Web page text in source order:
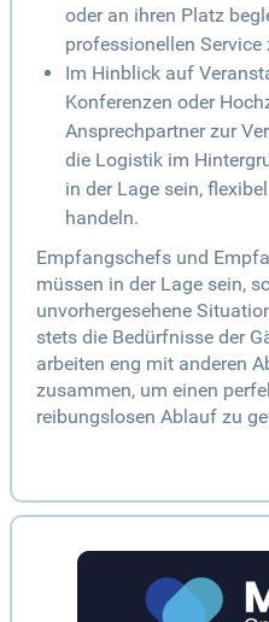
oder an ihren Platz
professionellen Service
Im Hinblick auf
Konferenzen oder
Ansprechpartner zur
die Logistik im
in der Lage sein,
handeln.
Empfangschefs und
müssen in der Lage sein,
unvorhergesehene
stets die Bedürfnisse der
arbeiten eng mit anderen
zusammen, um einen
reibungslosen Ablauf zu